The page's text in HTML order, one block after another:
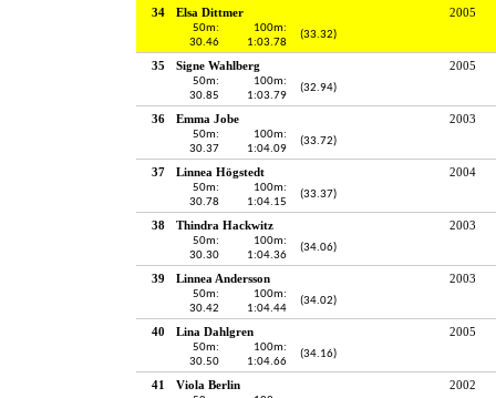
34 Elsa Dittmer 2005
50m:
30.46
100m:
1:03.78
(33.32)
35 Signe Wahlberg 2005
50m:
30.85
100m:
1:03.79
(32.94)
36 Emma Jobe 2003
50m:
30.37
100m:
1:04.09
(33.72)
37 Linnea Högstedt 2004
50m:
30.78
100m:
1:04.15
(33.37)
38 Thindra Hackwitz 2003
50m:
30.30
100m:
1:04.36
(34.06)
39 Linnea Andersson 2003
50m:
30.42
100m:
1:04.44
(34.02)
40 Lina Dahlgren 2005
50m:
30.50
100m:
1:04.66
(34.16)
41 Viola Berlin 2002